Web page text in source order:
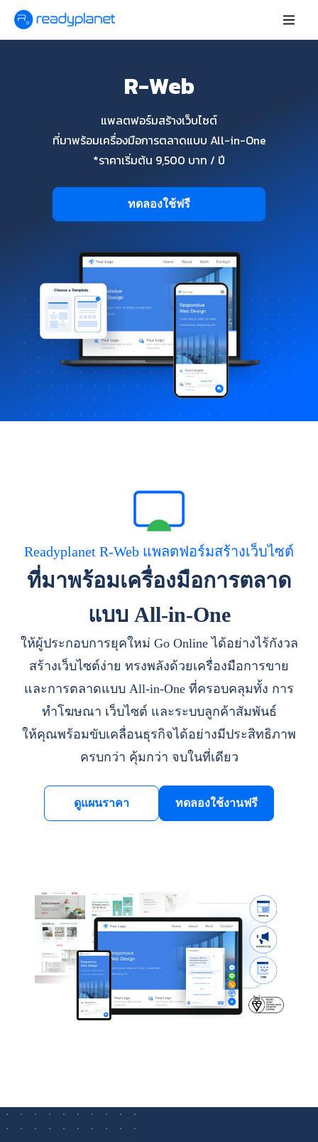
R-Web
แพลตฟอร์มสร้างเว็บไซต์
ที่มาพร้อมเครื่องมือการตลาดแบบ All-in-One
*ราคาเริ่มต้น 9,500 บาท / ปี
ทดลองใช้ฟรี
Readyplanet R-Web แพลตฟอร์มสร้างเว็บไซต์
ที่มาพร้อมเครื่องมือการตลาด
แบบ All-in-One
ให้ผู้ประกอบการยุคใหม่ Go Online ได้อย่างไร้กังวล
สร้างเว็บไซต์ง่าย ทรงพลังด้วยเครื่องมือการขาย
และการตลาดแบบ All-in-One ที่ครอบคลุมทั้ง การ
ทำโฆษณา เว็บไซต์ และระบบลูกค้าสัมพันธ์
ให้คุณพร้อมขับเคลื่อนธุรกิจได้อย่างมีประสิทธิภาพ
ครบกว่า คุ้มกว่า จบในที่เดียว
ดูแผนราคา ทดลองใช้งานฟรี